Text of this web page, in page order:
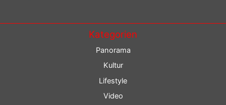
Kategorien
Panorama
Kultur
Lifestyle
Video